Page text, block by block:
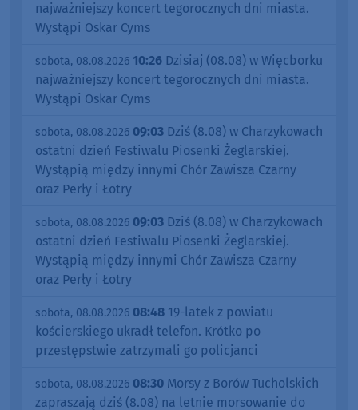
najważniejszy koncert tegorocznych dni miasta.
Wystąpi Oskar Cyms
sobota, 08.08.2026 10:26 Dzisiaj (08.08) w Więcborku
najważniejszy koncert tegorocznych dni miasta.
Wystąpi Oskar Cyms
sobota, 08.08.2026 09:03 Dziś (8.08) w Charzykowach
ostatni dzień Festiwalu Piosenki Żeglarskiej.
Wystąpią między innymi Chór Zawisza Czarny
oraz Perły i Łotry
sobota, 08.08.2026 09:03 Dziś (8.08) w Charzykowach
ostatni dzień Festiwalu Piosenki Żeglarskiej.
Wystąpią między innymi Chór Zawisza Czarny
oraz Perły i Łotry
sobota, 08.08.2026 08:48 19-latek z powiatu
kościerskiego ukradł telefon. Krótko po
przestępstwie zatrzymali go policjanci
sobota, 08.08.2026 08:30 Morsy z Borów Tucholskich
zapraszają dziś (8.08) na letnie morsowanie do